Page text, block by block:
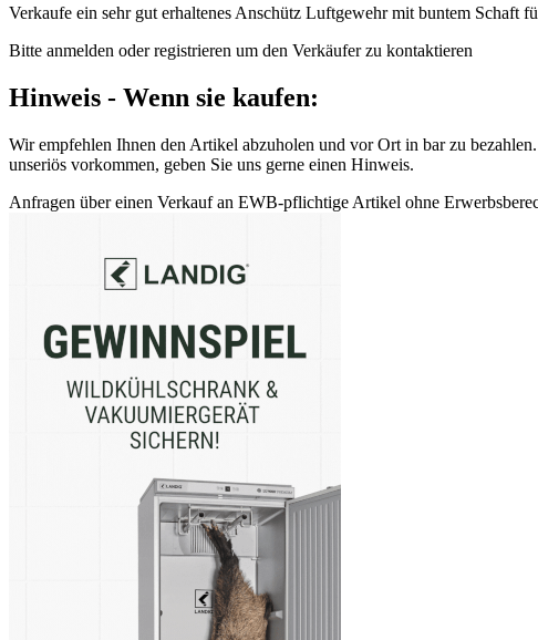
Verkaufe ein sehr gut erhaltenes Anschütz Luftgewehr mit buntem Schaft
Bitte anmelden oder registrieren um den Verkäufer zu kontaktieren
Hinweis - Wenn sie kaufen:
Wir empfehlen Ihnen den Artikel abzuholen und vor Ort in bar zu
unseriös vorkommen, geben Sie uns gerne einen Hinweis.
Anfragen über einen Verkauf an EWB-pflichtige Artikel ohne